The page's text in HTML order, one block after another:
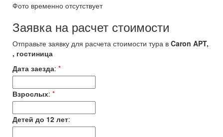
Фото временно отсутствует
Заявка на расчет стоимости
Отправьте заявку для расчета стоимости тура в Caron APT,
, гостиница
Дата заезда: *
Взрослых: *
Детей до 12 лет: